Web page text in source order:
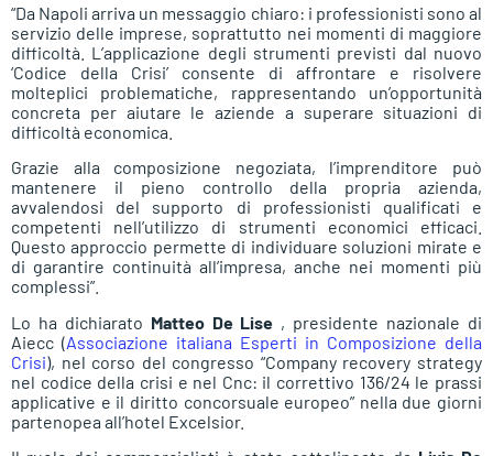
“Da Napoli arriva un messaggio chiaro: i professionisti sono al
servizio delle imprese, soprattutto nei momenti di maggiore
difficoltà. L’applicazione degli strumenti previsti dal nuovo
‘Codice della Crisi’ consente di affrontare e risolvere
molteplici problematiche, rappresentando un’opportunità
concreta per aiutare le aziende a superare situazioni di
difficoltà economica.
Grazie alla composizione negoziata, l’imprenditore può
mantenere il pieno controllo della propria azienda,
avvalendosi del supporto di professionisti qualificati e
competenti nell’utilizzo di strumenti economici efficaci.
Questo approccio permette di individuare soluzioni mirate e
di garantire continuità all’impresa, anche nei momenti più
complessi”.
Lo ha dichiarato Matteo De Lise , presidente nazionale di
Aiecc (Associazione italiana Esperti in Composizione della
Crisi), nel corso del congresso “Company recovery strategy
nel codice della crisi e nel Cnc: il correttivo 136/24 le prassi
applicative e il diritto concorsuale europeo” nella due giorni
partenopea all’hotel Excelsior.